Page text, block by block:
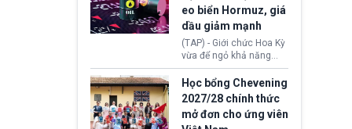
có trường hợp được cấp
quy chế cư trú hậu
Brexit “do nhầm lẫn”.
Động thái này làm dấy
lên lo ngại về việc thực
thi Thỏa thuận Rút khỏi
Liên minh châu Âu
(Withdrawal
Agreement).
eo biển Hormuz, giá
dầu giảm mạnh
(TAP) - Giới chức Hoa Kỳ
vừa để ngỏ khả năng
sớm đạt thỏa thuận với
Iran nhằm mở lại eo biển
Hormuz, mở đường cho
việc khôi phục hoạt
động hàng hải. Những
Học bổng Chevening
2027/28 chính thức
mở đơn cho ứng viên